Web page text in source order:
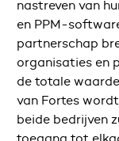
nastreven van
en PPM-
partnerschap
organisaties en
de totale
van Fortes
beide bedrijven